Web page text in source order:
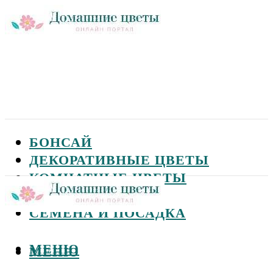
БОНСАЙ
ДЕКОРАТИВНЫЕ ЦВЕТЫ
КОМНАТНЫЕ ЦВЕТЫ
САДОВЫЕ ЦВЕТЫ
СЕМЕНА И ПОСАДКА
МЕНЮ
МЕНЮ